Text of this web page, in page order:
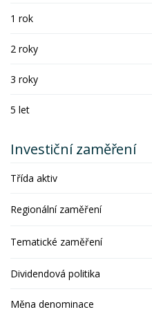
1 rok
2 roky
3 roky
5 let
Investiční zaměření
Třída aktiv
Regionální zaměření
Tematické zaměření
Dividendová politika
Měna denominace